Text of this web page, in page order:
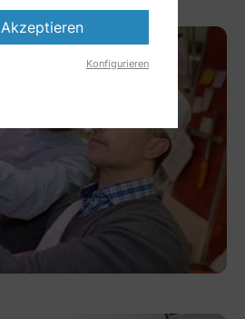
Akzeptieren
Konfigurieren